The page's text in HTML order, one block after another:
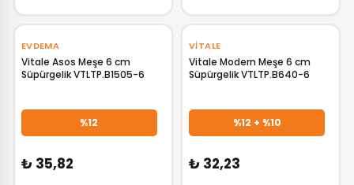
EVDEMA
Vitale Asos Meşe 6 cm
Süpürgelik VTLTP.B1505-6
%12
₺ 35,82
VITALE
Vitale Modern Meşe 6 cm
Süpürgelik VTLTP.B640-6
%12 + %10
₺ 32,23